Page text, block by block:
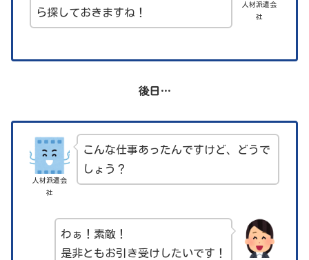
人材派遣会
社
ら探しておきますね！
後日…
人材派遣会
社
こんな仕事あったんですけど、どうで
しょう？
わぁ！素敵！
是非ともお引き受けしたいです！